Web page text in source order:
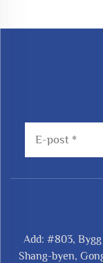
Add: #803,
Shang-byen,